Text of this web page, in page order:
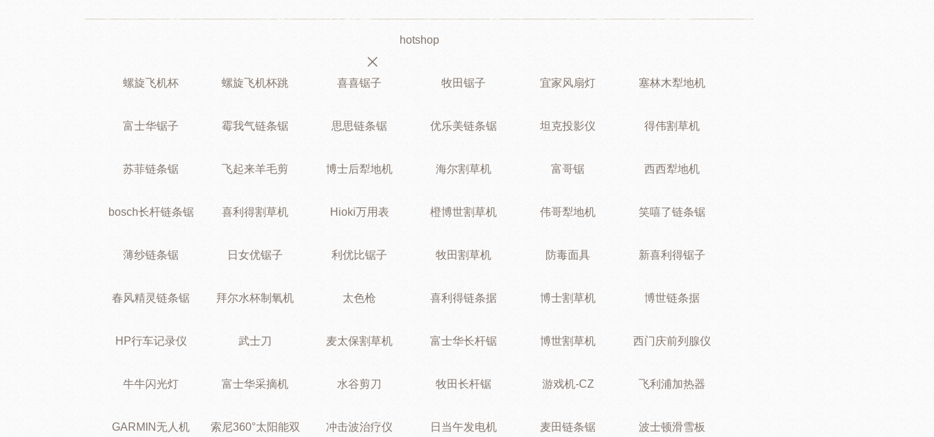
hotshop
螺旋飞机杯 螺旋飞机杯跳 喜喜锯子 牧田锯子 宜家风扇灯 塞林木犁地机
富士华锯子 霉我气链条锯 思思链条锯 优乐美链条锯 坦克投影仪 得伟割草机
苏菲链条锯 飞起来羊毛剪 博士后犁地机 海尔割草机 富哥锯 西西犁地机
bosch长杆链条锯 喜利得割草机 Hioki万用表 橙博世割草机 伟哥犁地机 笑嘻了链条锯
薄纱链条锯 日女优锯子 利优比锯子 牧田割草机 防毒面具 新喜利得锯子
春风精灵链条锯 拜尔水杯制氧机 太色枪 喜利得链条据 博士割草机 博世链条据
HP行车记录仪 武士刀 麦太保割草机 富士华长杆锯 博世割草机 西门庆前列腺仪
牛牛闪光灯 富士华采摘机 水谷剪刀 牧田长杆锯 游戏机-CZ 飞利浦加热器
GARMIN无人机
索尼360°太阳能双
冲击波治疗仪 日当午发电机 麦田链条锯 波士顿滑雪板